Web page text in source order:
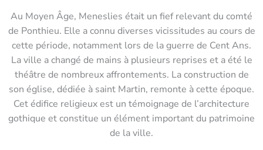
Au Moyen Âge, Meneslies était un fief relevant du comté
de Ponthieu. Elle a connu diverses vicissitudes au cours de
cette période, notamment lors de la guerre de Cent Ans.
La ville a changé de mains à plusieurs reprises et a été le
théâtre de nombreux affrontements. La construction de
son église, dédiée à saint Martin, remonte à cette époque.
Cet édifice religieux est un témoignage de l’architecture
gothique et constitue un élément important du patrimoine
de la ville.